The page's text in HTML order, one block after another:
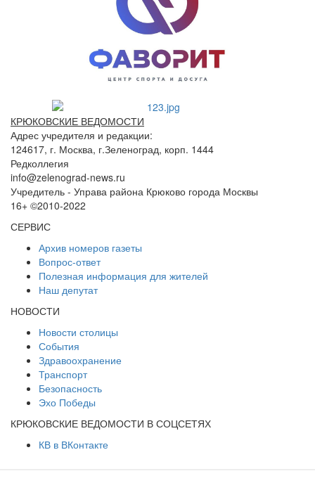
КРЮКОВСКИЕ ВЕДОМОСТИ
Адрес учредителя и редакции:
124617, г. Москва, г.Зеленоград, корп. 1444
Редколлегия
info@zelenograd-news.ru
Учредитель - Управа района Крюково города Москвы
16+ ©2010-2022
СЕРВИС
Архив номеров газеты
Вопрос-ответ
Полезная информация для жителей
Наш депутат
НОВОСТИ
Новости столицы
События
Здравоохранение
Транспорт
Безопасность
Эхо Победы
КРЮКОВСКИЕ ВЕДОМОСТИ В СОЦСЕТЯХ
КВ в ВКонтакте